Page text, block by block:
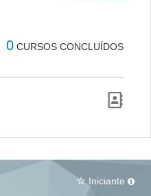
0 CURSOS CONCLUÍDOS
star_border Iniciante